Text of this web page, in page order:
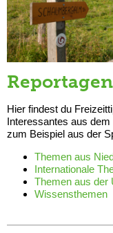
Reportagen
Hier findest du
Interessantes aus
zum Beispiel aus der
Themen aus
Internationale
Themen aus der
Wissensthemen